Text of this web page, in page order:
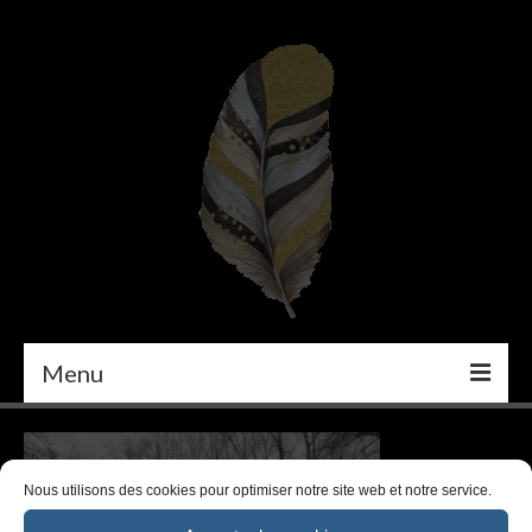
Nous utilisons des cookies pour optimiser notre site web et notre service.
Menu
PEINTURE
DÉCORATION INTÉRIEURE